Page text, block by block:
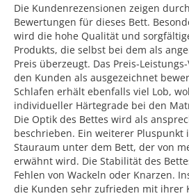
Die Kundenrezensionen zeigen
Bewertungen für dieses Bett.
wird die hohe Qualität und
Produkts, die selbst bei dem als
Preis überzeugt. Das Preis-
den Kunden als ausgezeichnet
Schlafen erhält ebenfalls viel Lob,
individueller Härtegrade bei den
Die Optik des Bettes wird als
beschrieben. Ein weiterer Pluspunkt
Stauraum unter dem Bett, der von
erwähnt wird. Die Stabilität des
Fehlen von Wackeln oder Knarzen.
die Kunden sehr zufrieden mit ihrer